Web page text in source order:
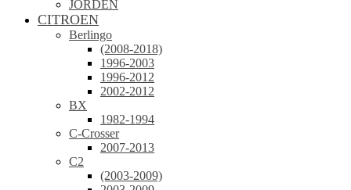
JORDEN
CITROEN
Berlingo
(2008-2018)
1996-2003
1996-2012
2002-2012
BX
1982-1994
C-Crosser
2007-2013
C2
(2003-2009)